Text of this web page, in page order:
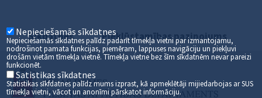
Sīkdatnes Piekļūstamības paziņojums
Nepieciešamās sīkdatnes
Nepieciešamās sīkdatnes palīdz padarīt tīmekļa vietni par izmantojamu,
nodrošinot pamata funkcijas, piemēram, lappuses navigāciju un piekļuvi
drošām vietām tīmekļa vietnē. Tīmekļa vietne bez šīm sīkdatnēm nevar pareizi
funkcionēt.
Satistikas sīkdatnes
Statistikas sīkfdatnes palīdz mums izprast, kā apmeklētāji mijiedarbojas ar SUS
tīmekļa vietni, vācot un anonīmi pārskatot informāciju.